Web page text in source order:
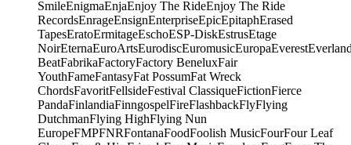
SmileEnigmaEnjaEnjoy The RideEnjoy The Ride
RecordsEnrageEnsignEnterpriseEpicEpitaphErased
TapesEratoErmitageEschoESP-DiskEstrusEtage
NoirEternaEuroArtsEurodiscEuromusicEuropaEverest
BeatFabrikaFactoryFactory BeneluxFair
YouthFameFantasyFat PossumFat Wreck
ChordsFavoritFellsideFestival ClassiqueFictionFierce
PandaFinlandiaFinngospelFireFlashbackFlyFlying
DutchmanFlying HighFlying Nun
EuropeFMPFNRFontanaFoodFoolish MusicFourFour Leaf